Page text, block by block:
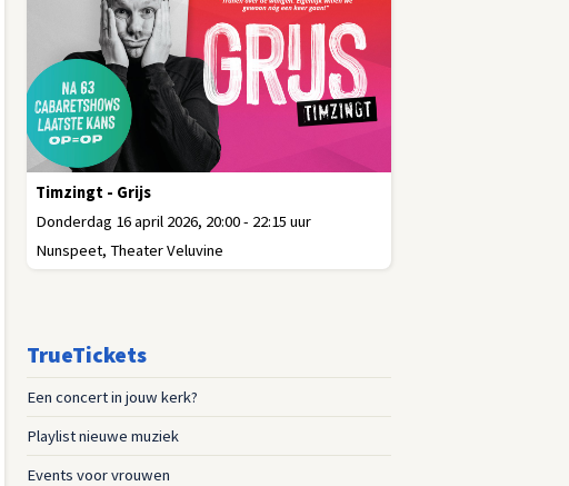
Timzingt - Grijs
Donderdag 16 april 2026, 20:00 - 22:15 uur
Nunspeet, Theater Veluvine
TrueTickets
Een concert in jouw kerk?
Playlist nieuwe muziek
Events voor vrouwen